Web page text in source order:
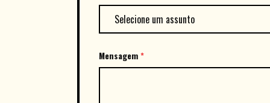
Mensagem*